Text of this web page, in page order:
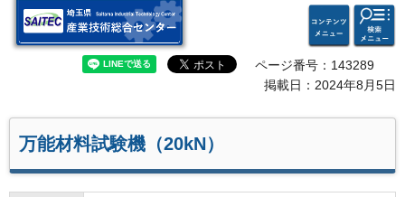
埼玉県 産業技術総合セン
コンテ
ンツメ
ニュー
検索・
共通メ
ニュー
ページ番号：143289
掲載日：2024年8月5日
万能材料試験機（20kN）